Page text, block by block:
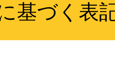
基づく表